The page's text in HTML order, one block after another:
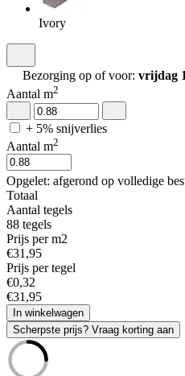
Ivory
Bezorging op of voor: vrijdag
Aantal m2
+ 5% snijverlies
Aantal m2
Opgelet: afgerond op volledige
Totaal
Aantal tegels
88 tegels
Prijs per m2
€31 ,95
Prijs per tegel
€0,32
€31 ,95
In winkelwagen
Scherpste prijs? Vraag korting aan